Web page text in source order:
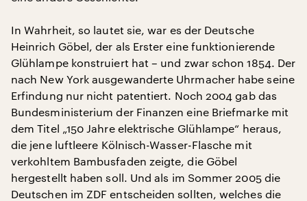
In Wahrheit, so lautet sie, war es der Deutsche
Heinrich Göbel, der als Erster eine funktionierende
Glühlampe konstruiert hat – und zwar schon 1854. Der
nach New York ausgewanderte Uhrmacher habe seine
Erfindung nur nicht patentiert. Noch 2004 gab das
Bundesministerium der Finanzen eine Briefmarke mit
dem Titel „150 Jahre elektrische Glühlampe“ heraus,
die jene luftleere Kölnisch-Wasser-Flasche mit
verkohltem Bambusfaden zeigte, die Göbel
hergestellt haben soll. Und als im Sommer 2005 die
Deutschen im ZDF entscheiden sollten, welches die